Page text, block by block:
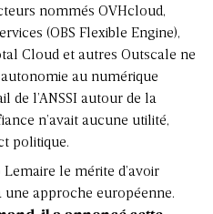
nommés OVHcloud,
(OBS Flexible Engine),
Cloud et autres Outscale ne
au numérique
de l’ANSSI autour de la
n’avait aucune utilité,
politique.
le mérite d’avoir
approche européenne.